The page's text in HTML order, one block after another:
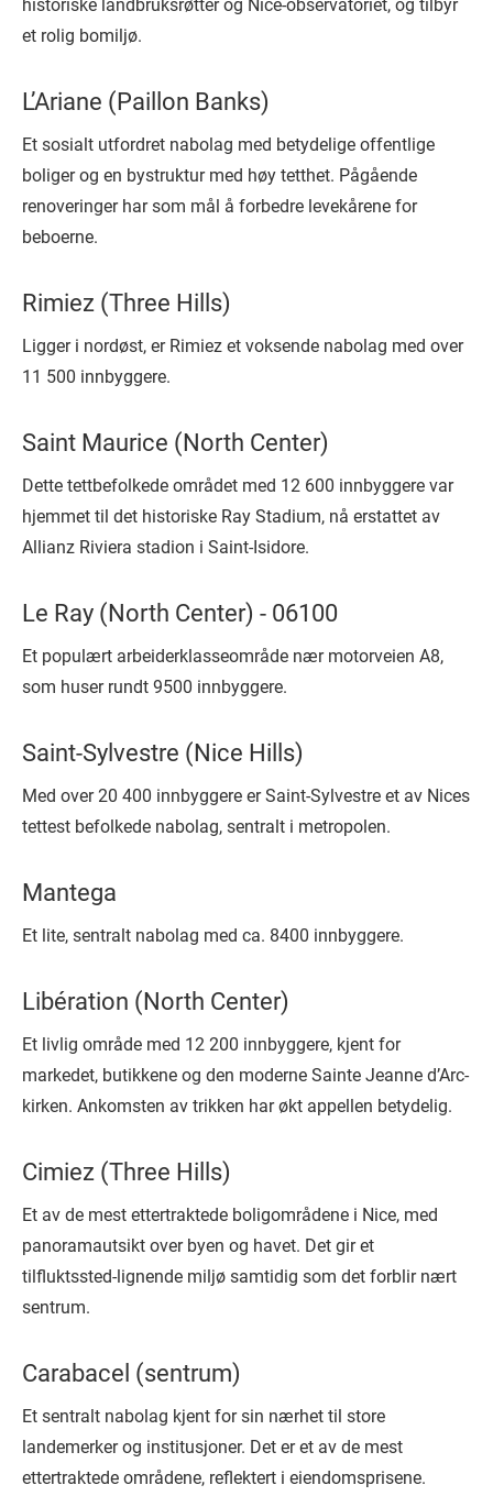
historiske landbruksrøtter og Nice-observatoriet, og tilbyr
et rolig bomiljø.
L’Ariane (Paillon Banks)
Et sosialt utfordret nabolag med betydelige offentlige
boliger og en bystruktur med høy tetthet. Pågående
renoveringer har som mål å forbedre levekårene for
beboerne.
Rimiez (Three Hills)
Ligger i nordøst, er Rimiez et voksende nabolag med over
11 500 innbyggere.
Saint Maurice (North Center)
Dette tettbefolkede området med 12 600 innbyggere var
hjemmet til det historiske Ray Stadium, nå erstattet av
Allianz Riviera stadion i Saint-Isidore.
Le Ray (North Center) - 06100
Et populært arbeiderklasseområde nær motorveien A8,
som huser rundt 9500 innbyggere.
Saint-Sylvestre (Nice Hills)
Med over 20 400 innbyggere er Saint-Sylvestre et av Nices
tettest befolkede nabolag, sentralt i metropolen.
Mantega
Et lite, sentralt nabolag med ca. 8400 innbyggere.
Libération (North Center)
Et livlig område med 12 200 innbyggere, kjent for
markedet, butikkene og den moderne Sainte Jeanne d’Arc-
kirken. Ankomsten av trikken har økt appellen betydelig.
Cimiez (Three Hills)
Et av de mest ettertraktede boligområdene i Nice, med
panoramautsikt over byen og havet. Det gir et
tilfluktssted-lignende miljø samtidig som det forblir nært
sentrum.
Carabacel (sentrum)
Et sentralt nabolag kjent for sin nærhet til store
landemerker og institusjoner. Det er et av de mest
ettertraktede områdene, reflektert i eiendomsprisene.